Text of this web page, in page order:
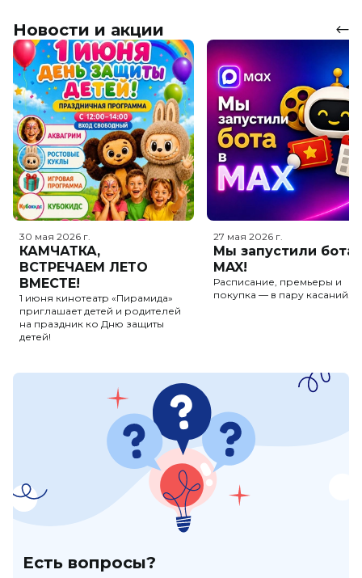
Новости и акции
30 мая 2026 г.
КАМЧАТКА,
ВСТРЕЧАЕМ ЛЕТО
ВМЕСТЕ!
1 июня кинотеатр «Пирамида»
приглашает детей и родителей
на праздник ко Дню защиты
детей!
27 мая 2026 г.
Мы запустили бота
MAX!
Расписание, премьеры и
покупка — в пару касаний.
Есть вопросы?